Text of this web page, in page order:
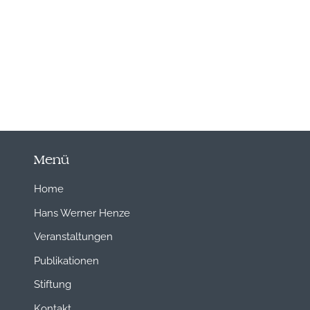
Menü
Home
Hans Werner Henze
Veranstaltungen
Publikationen
Stiftung